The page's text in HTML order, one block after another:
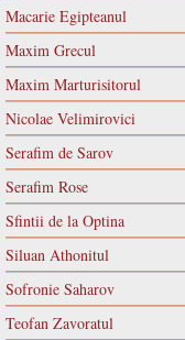
Macarie Egipteanul
Maxim Grecul
Maxim Marturisitorul
Nicolae Velimirovici
Serafim de Sarov
Serafim Rose
Sfintii de la Optina
Siluan Athonitul
Sofronie Saharov
Teofan Zavoratul